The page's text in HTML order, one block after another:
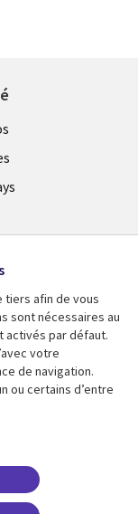
presse
et
juridiques
tiers afin de vous
sont nécessaires au
activés par défaut.
votre
de navigation.
ou certains d’entre